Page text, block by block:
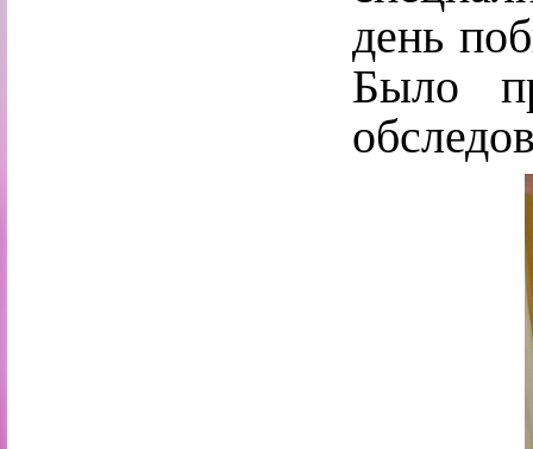
день
Было